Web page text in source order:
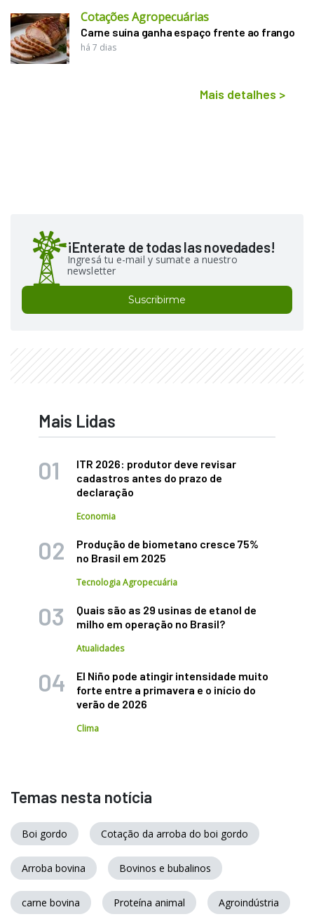
Cotações Agropecuárias
Carne suína ganha espaço frente ao frango
há 7 dias
Mais detalhes >
¡Enterate de todas las novedades!
Ingresá tu e-mail y sumate a nuestro
newsletter
Suscribirme
Mais Lidas
ITR 2026: produtor deve revisar
cadastros antes do prazo de
declaração
Economia
Produção de biometano cresce 75%
no Brasil em 2025
Tecnologia Agropecuária
Quais são as 29 usinas de etanol de
milho em operação no Brasil?
Atualidades
El Niño pode atingir intensidade muito
forte entre a primavera e o início do
verão de 2026
Clima
Temas nesta notícia
Boi gordo Cotação da arroba do boi gordo
Arroba bovina Bovinos e bubalinos
carne bovina Proteína animal Agroindústria